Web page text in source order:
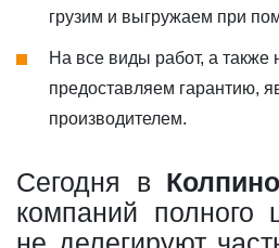
грузим и выгружаем при
На все виды работ, а также
предоставляем гарантию,
производителем.
Сегодня в Колпино
компаний полного